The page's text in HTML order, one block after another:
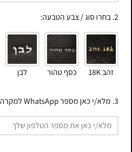
2. בחרו סוג / צבע הטבעה:
זהב 18K כסף טהור לבן
3. מלא/י כאן מספר WhatsApp למקרה שלא נבין משהו: